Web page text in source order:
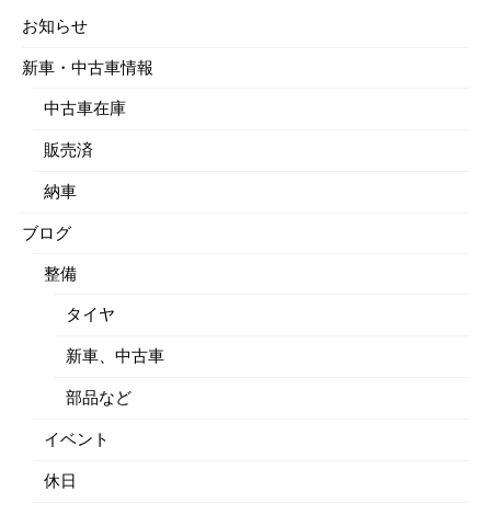
お知らせ
新車・中古車情報
中古車在庫
販売済
納車
ブログ
整備
タイヤ
新車、中古車
部品など
イベント
休日